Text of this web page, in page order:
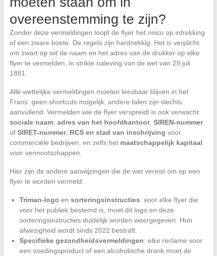
overeenstemming te zijn?
Zonder deze vermeldingen loopt de flyer het risico op intrekking
of een zware boete. De regels zijn hardnekkig. Het is verplicht
om zwart op wit de naam en het adres van de drukker op elke
flyer te vermelden, in strikte naleving van de wet van 29 juli
1881.
Alle wettelijke vermeldingen moeten leesbaar blijven in het
Frans: geen shortcuts mogelijk, andere talen zijn slechts
aanvullend. Vermelden wie de flyer verspreidt is ook verwacht:
sociale naam, adres van het hoofdkantoor, SIREN-nummer
of SIRET-nummer, RCS en stad van inschrijving voor
commerciële bedrijven, en zelfs het maatschappelijk kapitaal
voor vennootschappen.
Hier zijn de andere aanwijzingen die de wet vereist om op een
flyer te worden vermeld:
Triman-logo en sorteringsinstructies: voor elke flyer die
voor het publiek bestemd is, moet dit logo en deze
sorteringsinstructies duidelijk worden weergegeven. Hun
afwezigheid wordt sinds 2022 bestraft.
Specifieke gezondheidsvermeldingen: elke reclame voor
een voedingsproduct of een alcoholische drank moet de